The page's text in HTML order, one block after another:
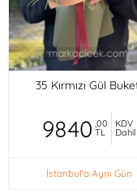
35 Kırmızı Gül
9840 ,00
TL
KDV
Dahil
İstanbul'a Aynı Gün